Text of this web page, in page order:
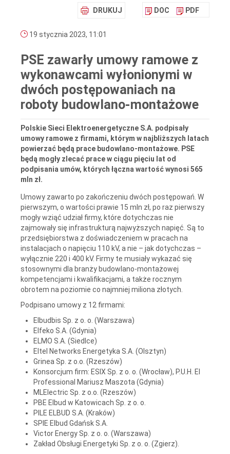
DRUKUJ DOC PDF
19 stycznia 2023, 11:01
PSE zawarły umowy ramowe z
wykonawcami wyłonionymi w
dwóch postępowaniach na
roboty budowlano-montażowe
Polskie Sieci Elektroenergetyczne S.A. podpisały
umowy ramowe z firmami, którym w najbliższych latach
powierzać będą prace budowlano-montażowe. PSE
będą mogły zlecać prace w ciągu pięciu lat od
podpisania umów, których łączna wartość wynosi 565
mln zł.
Umowy zawarto po zakończeniu dwóch postępowań. W
pierwszym, o wartości prawie 15 mln zł, po raz pierwszy
mogły wziąć udział firmy, które dotychczas nie
zajmowały się infrastrukturą najwyższych napięć. Są to
przedsiębiorstwa z doświadczeniem w pracach na
instalacjach o napięciu 110 kV, a nie – jak dotychczas –
wyłącznie 220 i 400 kV. Firmy te musiały wykazać się
stosownymi dla branży budowlano-montażowej
kompetencjami i kwalifikacjami, a także rocznym
obrotem na poziomie co najmniej miliona złotych.
Podpisano umowy z 12 firmami:
Elbudbis Sp. z o. o. (Warszawa)
Elfeko S.A. (Gdynia)
ELMO S.A. (Siedlce)
Eltel Networks Energetyka S.A. (Olsztyn)
Grinea Sp. z o.o. (Rzeszów)
Konsorcjum firm: ESIX Sp. z o. o. (Wrocław), P.U.H. El
Professional Mariusz Maszota (Gdynia)
MLElectric Sp. z o.o. (Rzeszów)
PBE Elbud w Katowicach Sp. z o. o.
PILE ELBUD S.A. (Kraków)
SPIE Elbud Gdańsk S.A.
Victor Energy Sp. z o. o. (Warszawa)
Zakład Obsługi Energetyki Sp. z o. o. (Zgierz).